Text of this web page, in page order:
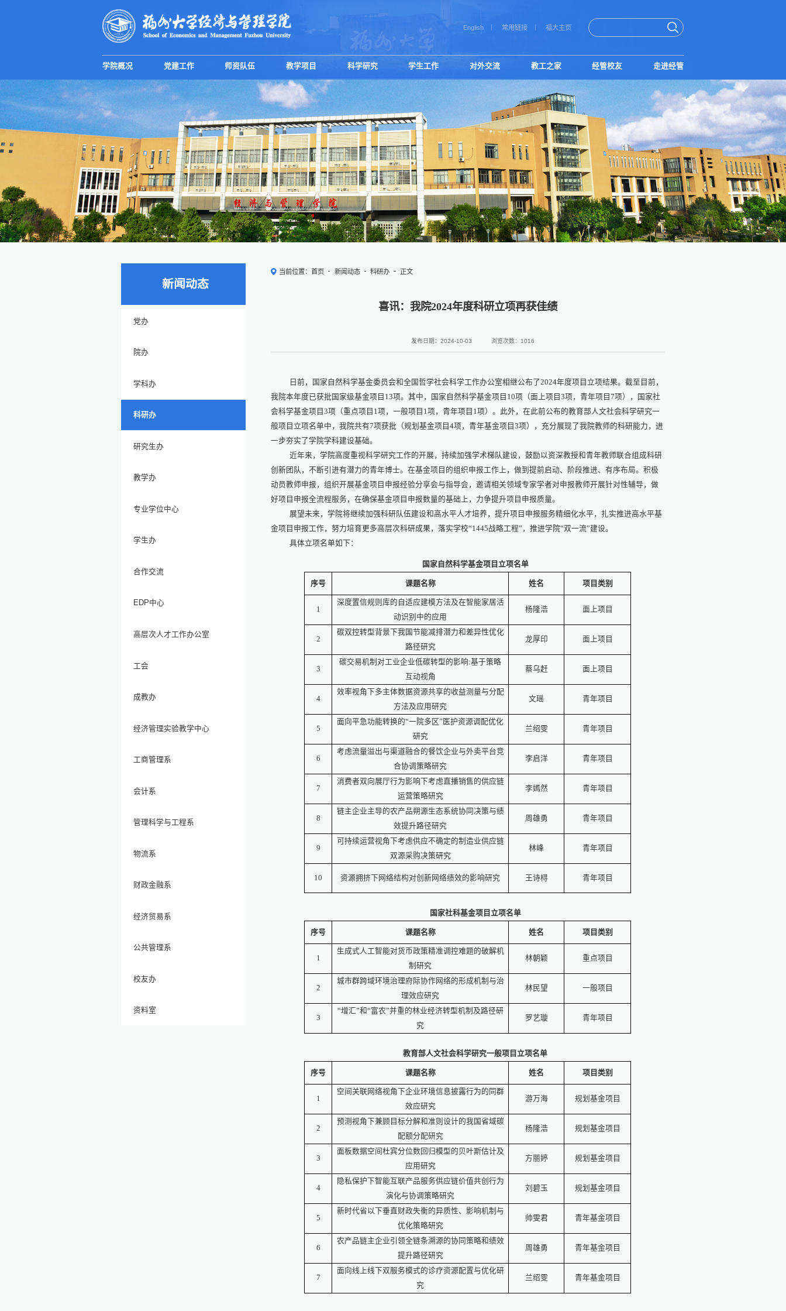
English 常用链接 福大主页
学院概况 党建工作 师资队伍 教学项目 科学研究 学生工作 对外交流 教工之家 经管校友 走进经管
新闻动态
党办
院办
学科办
科研办
研究生办
教学办
专业学位中心
学生办
合作交流
EDP中心
高层次人才工作办公室
工会
成教办
经济管理实验教学中心
工商管理系
会计系
管理科学与工程系
物流系
财政金融系
经济贸易系
公共管理系
校友办
资料室
当前位置： 首页 新闻动态 科研办 正文
喜讯：我院2024年度科研立项再获佳绩
发布日期：2024-10-03 浏览次数： 1016
日前，国家自然科学基金委员会和全国哲学社会科学工作办公室相继公布了2024年度项目立项结果。截至目前，
我院本年度已获批国家级基金项目 13项。其中，国家自然科学基金项目 10项（面上项目 3项，青年项目 7项），国家社
会科学基金项目 3项（重点项目 1项，一般项目 1项，青年项目 1项）。此外，在此前公布的教育部人文社会科学研究一
般项目立项名单中，我院共有7项获批（规划基金项目 4项，青年基金项目 3项），充分展现了我院教师的科研能力，进
一步夯实了学院学科建设基础。
近年来，学院高度重视科学研究工作的开展，持续加强学术梯队建设，鼓励以资深教授和青年教师联合组成科研
创新团队，不断引进有潜力的青年博士。在基金项目的组织申报工作上，做到提前启动、阶段推进、有序布局。积极
动员教师申报，组织开展基金项目申报经验分享会与指导会，邀请相关领域专家学者对申报教师开展针对性辅导，做
好项目申报全流程服务，在确保基金项目申报数量的基础上，力争提升项目申报质量。
展望未来，学院将继续加强科研队伍建设和高水平人才培养，提升项目申报服务精细化水平，扎实推进高水平基
金项目申报工作，努力培育更多高层次科研成果，落实学校“1445战略工程”， 推进学院“双一流”建设。
具体立项名单如下：
国家自然科学基金项目立项名单
序号 课题名称 姓名 项目类别
1
深度置信规则库的自适应建模方法及在智能家居活
动识别中的应用
杨隆浩 面上项目
2
碳双控转型背景下我国节能减排潜力和差异性优化
路径研究
龙厚印 面上项目
3
碳交易机制对工业企业低碳转型的影响:基于策略
互动视角
蔡乌赶 面上项目
4
效率视角下多主体数据资源共享的收益测量与分配
方法及应用研究
文瑶 青年项目
5
面向平急功能转换的“一院多区”医护资源调配优化
研究
兰绍雯 青年项目
6
考虑流量溢出与渠道融合的餐饮企业与外卖平台竞
合协调策略研究
李启洋 青年项目
7
消费者双向展厅行为影响下考虑直播销售的供应链
运营策略研究
李嫣然 青年项目
8
链主企业主导的农产品朔源生态系统协同决策与绩
效提升路径研究
周雄勇 青年项目
9
可持续运营视角下考虑供应不确定的制造业供应链
双源采购决策研究
林峰 青年项目
10 资源拥挤下网络结构对创新网络绩效的影响研究 王诗桪 青年项目
国家社科基金项目立项名单
序号 课题名称 姓名 项目类别
1
生成式人工智能对货币政策精准调控难题的破解机
制研究
林朝颖 重点项目
2
城市群跨域环境治理府际协作网络的形成机制与治
理效应研究
林民望 一般项目
3
“增汇”和“富农”并重的林业经济转型机制及路径研
究
罗艺璇 青年项目
教育部人文社会科学研究一般项目立项名单
序号 课题名称 姓名 项目类别
1
空间关联网络视角下企业环境信息披露行为的同群
效应研究
游万海 规划基金项目
2
预测视角下兼顾目标分解和准则设计的我国省域碳
配额分配研究
杨隆浩 规划基金项目
3
面板数据空间杜宾分位数回归模型的贝叶斯估计及
应用研究
方丽婷 规划基金项目
4
隐私保护下智能互联产品服务供应链价值共创行为
演化与协调策略研究
刘碧玉 规划基金项目
5
新时代省以下垂直财政失衡的异质性、影响机制与
优化策略研究
帅雯君 青年基金项目
6
农产品链主企业引领全链条溯源的协同策略和绩效
提升路径研究
周雄勇 青年基金项目
7
面向线上线下双服务模式的诊疗资源配置与优化研
究
兰绍雯 青年基金项目